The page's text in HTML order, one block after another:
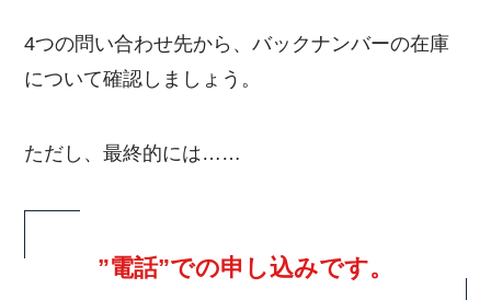
4つの問い合わせ先から、バックナンバーの在庫
について確認しましょう。
ただし、最終的には……
”電話”での申し込みです。